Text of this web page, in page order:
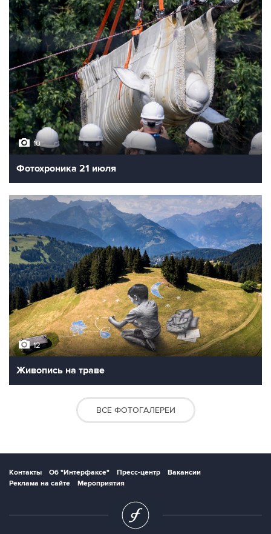
10
Фотохроника 21 июля
12
Живопись на траве
ВСЕ ФОТОГАЛЕРЕИ
Контакты Об "Интерфаксе" Пресс-центр
Вакансии
Реклама на сайте
Мероприятия